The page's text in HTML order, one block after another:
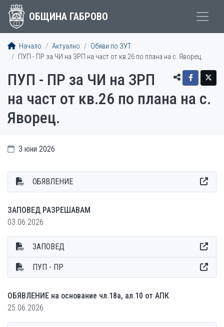
ОБЩИНА ГАБРОВО
Начало Актуално
Обяви по ЗУТ
ПУП - ПР за ЧИ на ЗРП на част от кв.26 по плана на с. Яворец.
ПУП - ПР за ЧИ на ЗРП
на част от кв.26 по плана на с.
Яворец.
3 юни 2026
ОБЯВЛЕНИЕ
ЗАПОВЕД РАЗРЕШАВАМ
03.06.2026
ЗАПОВЕД
ПУП - ПР
ОБЯВЛЕНИЕ на основание чл.18а, ал.10 от АПК
25.06.2026